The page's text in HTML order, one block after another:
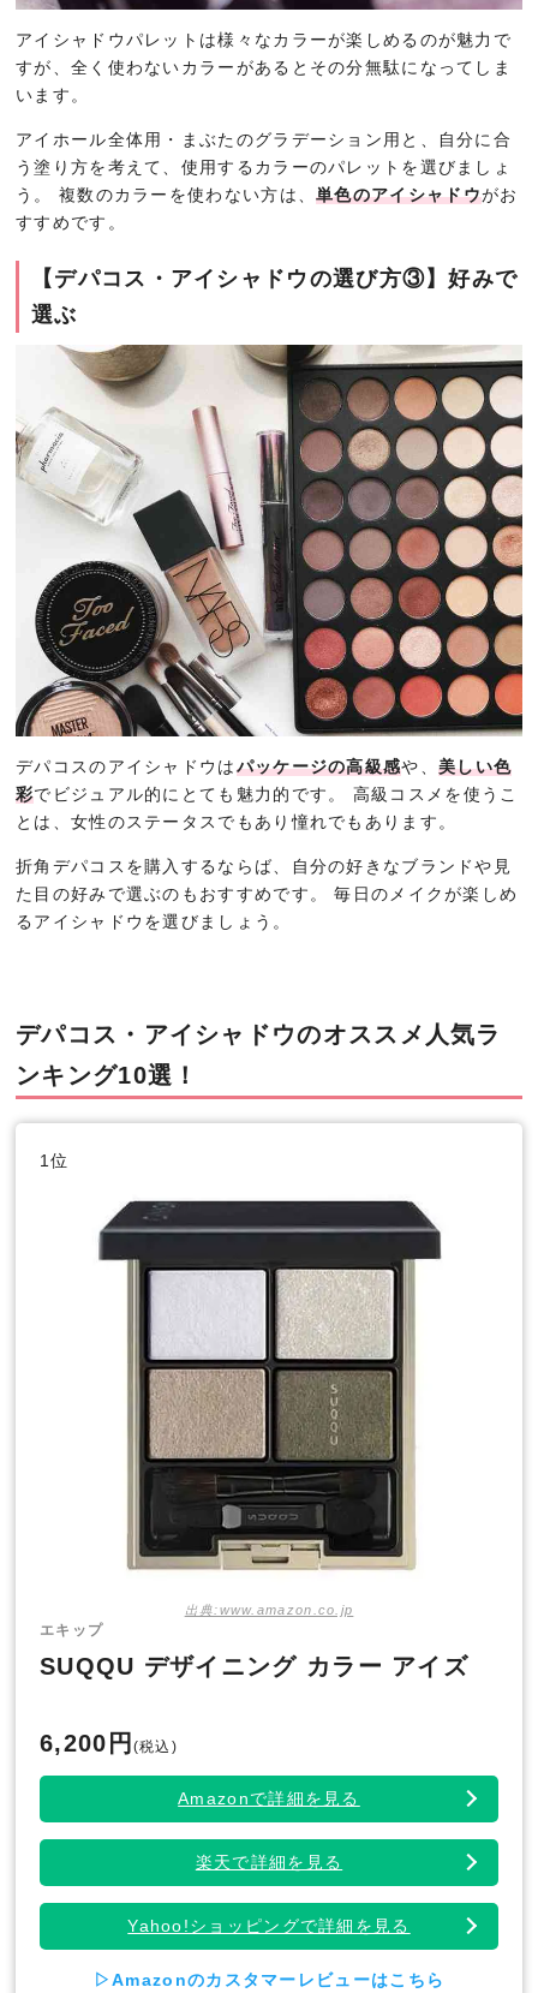
アイシャドウパレットは様々なカラーが楽しめるのが魅力で
すが、全く使わないカラーがあるとその分無駄になってしま
います。
アイホール全体用・まぶたのグラデーション用と、自分に合
う塗り方を考えて、使用するカラーのパレットを選びましょ
う。 複数のカラーを使わない方は、単色のアイシャドウがお
すすめです。
【デパコス・アイシャドウの選び方③】好みで
選ぶ
デパコスのアイシャドウはパッケージの高級感や、 美しい色
彩でビジュアル的にとても魅力的です。 高級コスメを使うこ
とは、女性のステータスでもあり憧れでもあります。
折角デパコスを購入するならば、自分の好きなブランドや見
た目の好みで選ぶのもおすすめです。 毎日のメイクが楽しめ
るアイシャドウを選びましょう。
デパコス・アイシャドウのオススメ人気ラ
ンキング10選！
1位
出典:www.amazon.co.jp
エキップ
SUQQU デザイニング カラー アイズ
6,200円 (税込)
Amazonで詳細を見る
楽天で詳細を見る
Yahoo!ショッピングで詳細を見る
▷Amazonのカスタマーレビューはこちら